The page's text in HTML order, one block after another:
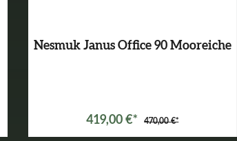
Nesmuk Janus Office 90 Mooreiche
419,00 €* 470,00 €*